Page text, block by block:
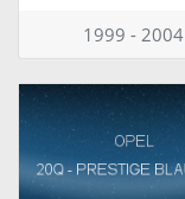
1999 - 2004